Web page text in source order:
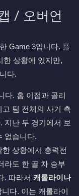
/ 오버언
Game 3입니다. 플
한 상황에 있지만,
다.
다. 홈 이점과 골리
팀 전체의 사기 측
지난 두 경기에서 보
없습니다.
상황에서 총력전
라도 한 골 차 승부
. 따라서 캐롤라이나
다. 이는 캐롤라이